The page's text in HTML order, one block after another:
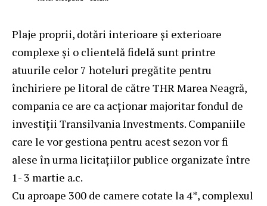
Plaje proprii, dotări interioare și exterioare
complexe și o clientelă fidelă sunt printre
atuurile celor 7 hoteluri pregătite pentru
închiriere pe litoral de către THR Marea Neagră,
compania ce are ca acționar majoritar fondul de
investiții Transilvania Investments. Companiile
care le vor gestiona pentru acest sezon vor fi
alese în urma licitațiilor publice organizate între
1- 3 martie a.c.
Cu aproape 300 de camere cotate la 4*, complexul